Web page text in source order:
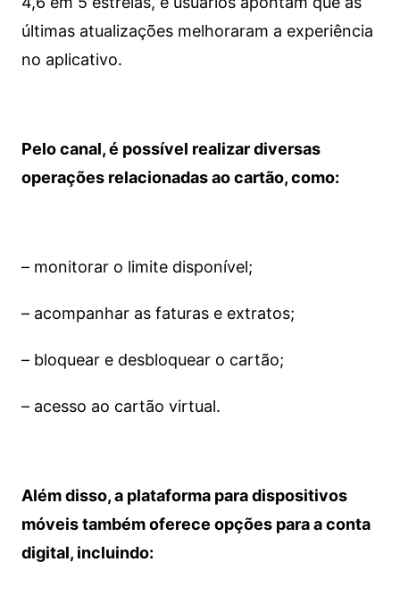
últimas atualizações melhoraram a experiência
no aplicativo.
Pelo canal, é possível realizar diversas
operações relacionadas ao cartão, como:
– monitorar o limite disponível;
– acompanhar as faturas e extratos;
– bloquear e desbloquear o cartão;
– acesso ao cartão virtual.
Além disso, a plataforma para dispositivos
móveis também oferece opções para a conta
digital, incluindo: